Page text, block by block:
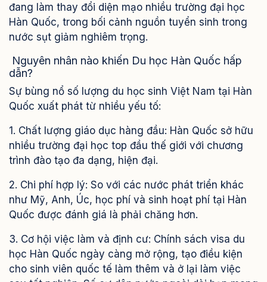
đang làm thay đổi diện mạo nhiều trường đại học
Hàn Quốc, trong bối cảnh nguồn tuyển sinh trong
nước sụt giảm nghiêm trọng.
Nguyên nhân nào khiến Du học Hàn Quốc hấp
dẫn?
Sự bùng nổ số lượng du học sinh Việt Nam tại Hàn
Quốc xuất phát từ nhiều yếu tố:
1. Chất lượng giáo dục hàng đầu: Hàn Quốc sở hữu
nhiều trường đại học top đầu thế giới với chương
trình đào tạo đa dạng, hiện đại.
2. Chi phí hợp lý: So với các nước phát triển khác
như Mỹ, Anh, Úc, học phí và sinh hoạt phí tại Hàn
Quốc được đánh giá là phải chăng hơn.
3. Cơ hội việc làm và định cư: Chính sách visa du
học Hàn Quốc ngày càng mở rộng, tạo điều kiện
cho sinh viên quốc tế làm thêm và ở lại làm việc